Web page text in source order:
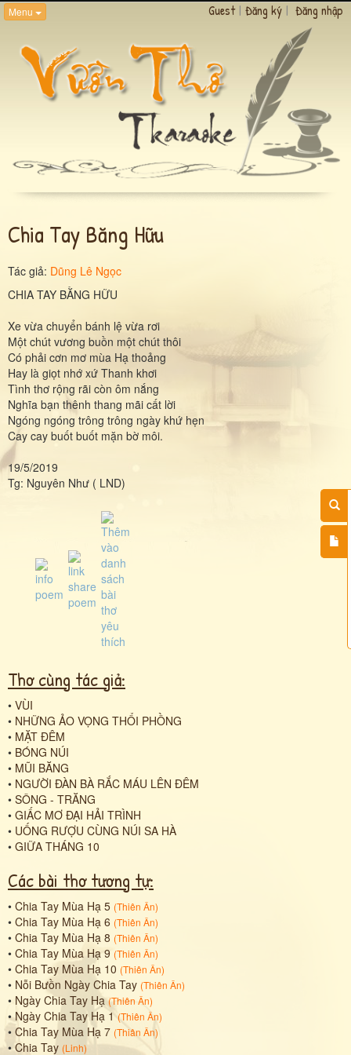
Menu Guest | Đăng ký | Đăng nhập
Chia Tay Băng Hữu
Tác giả: Dũng Lê Ngọc
CHIA TAY BẰNG HỮU
Xe vừa chuyển bánh lệ vừa rơi
Một chút vương buồn một chút thôi
Có phải cơn mơ mùa Hạ thoảng
Hay là giọt nhớ xứ Thanh khơi
Tình thơ rộng rãi còn ôm nắng
Nghĩa bạn thênh thang mãi cất lời
Ngóng ngóng trông trông ngày khứ hẹn
Cay cay buốt buốt mặn bờ môi.
19/5/2019
Tg: Nguyên Như ( LND)
Thơ cùng tác giả:
• VÙI
• NHỮNG ẢO VỌNG THỔI PHỒNG
• MẶT ĐÊM
• BÓNG NÚI
• MŨI BĂNG
• NGƯỜI ĐÀN BÀ RẮC MÁU LÊN ĐÊM
• SÔNG - TRĂNG
• GIẤC MƠ ĐẠI HẢI TRÌNH
• UỐNG RƯỢU CÙNG NÚI SA HÀ
• GIỮA THÁNG 10
Các bài thơ tương tự:
• Chia Tay Mùa Hạ 5 (Thiên Ân)
• Chia Tay Mùa Hạ 6 (Thiên Ân)
• Chia Tay Mùa Hạ 8 (Thiên Ân)
• Chia Tay Mùa Hạ 9 (Thiên Ân)
• Chia Tay Mùa Hạ 10 (Thiên Ân)
• Nỗi Bưồn Ngày Chia Tay (Thiên Ân)
• Ngày Chia Tay Hạ (Thiên Ân)
•Ngày Chia Tay Hạ 1 (Thiên Ân)
• Chia Tay Mùa Hạ 7 (Thiân Ân)
•Chia Tay (Linh)